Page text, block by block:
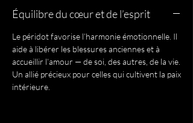
Équilibre du cœur et de l’esprit
Le péridot favorise l’harmonie émotionnelle. Il
aide à libérer les blessures anciennes et à
accueillir l’amour — de soi, des autres, de la vie.
Un allié précieux pour celles qui cultivent la paix
intérieure.